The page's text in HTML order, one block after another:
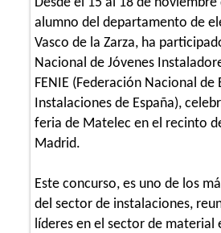
alumno del departamento de
Vasco de la Zarza, ha
Nacional de Jóvenes
FENIE (Federación Nacional de
Instalaciones de España),
feria de Matelec en el recinto
Madrid.
Este concurso, es uno de los
del sector de instalaciones,
líderes en el sector de material